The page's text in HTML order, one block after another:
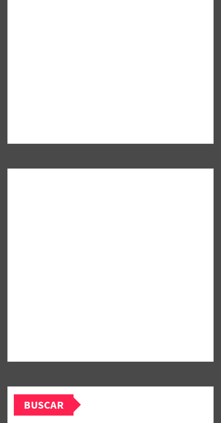
BUSCAR